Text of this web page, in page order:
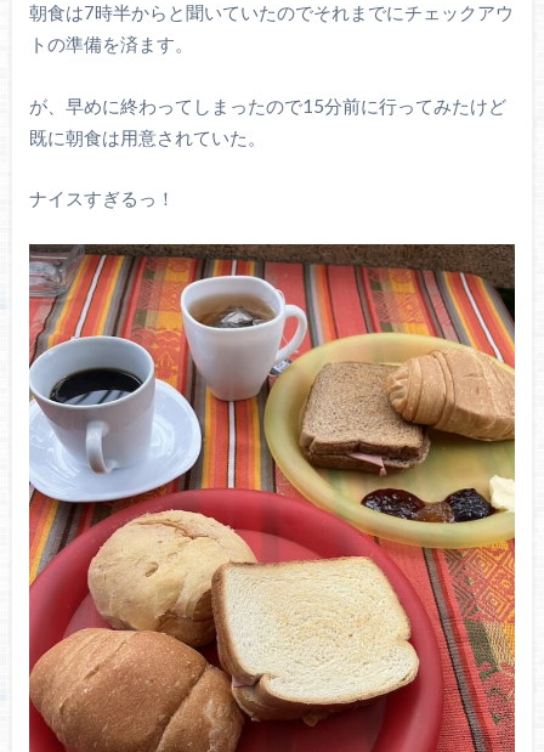
朝食は7時半からと聞いていたのでそれまでにチェックアウ
トの準備を済ます。
が、早めに終わってしまったので15分前に行ってみたけど
既に朝食は用意されていた。
ナイスすぎるっ！